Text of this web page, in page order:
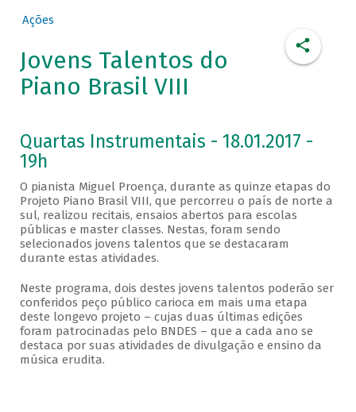
Ações
Jovens Talentos do
Piano Brasil VIII
Quartas Instrumentais - 18.01.2017 -
19h
O pianista Miguel Proença, durante as quinze etapas do
Projeto Piano Brasil VIII, que percorreu o país de norte a
sul, realizou recitais, ensaios abertos para escolas
públicas e master classes. Nestas, foram sendo
selecionados jovens talentos que se destacaram
durante estas atividades.
Neste programa, dois destes jovens talentos poderão ser
conferidos peço público carioca em mais uma etapa
deste longevo projeto – cujas duas últimas edições
foram patrocinadas pelo BNDES – que a cada ano se
destaca por suas atividades de divulgação e ensino da
música erudita.